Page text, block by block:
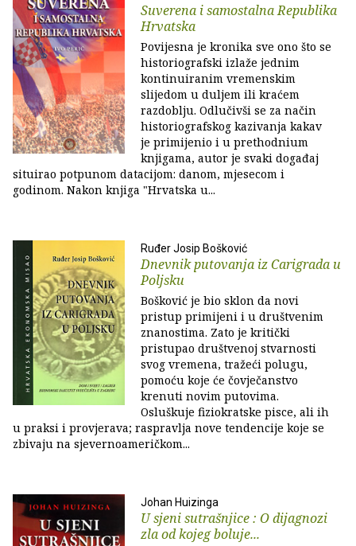
Suverena i samostalna Republika
Hrvatska
Povijesna je kronika sve ono što se
historiografski izlaže jednim
kontinuiranim vremenskim
slijedom u duljem ili kraćem
razdoblju. Odlučivši se za način
historiografskog kazivanja kakav
je primijenio i u prethodnium
knjigama, autor je svaki događaj
situirao potpunom datacijom: danom, mjesecom i
godinom. Nakon knjiga "Hrvatska u...
Ruđer Josip Bošković
Dnevnik putovanja iz Carigrada u
Poljsku
Bošković je bio sklon da novi
pristup primijeni i u društvenim
znanostima. Zato je kritički
pristupao društvenoj stvarnosti
svog vremena, tražeći polugu,
pomoću koje će čovječanstvo
krenuti novim putovima.
Osluškuje fiziokratske pisce, ali ih
u praksi i provjerava; raspravlja nove tendencije koje se
zbivaju na sjevernoameričkom...
Johan Huizinga
U sjeni sutrašnjice : O dijagnozi
zla od kojeg boluje...